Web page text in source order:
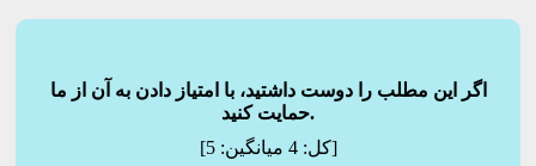
اگر این مطلب را دوست داشتید، با امتیاز دادن به آن از ما
حمایت کنید.
[کل:4 میانگین:5 ]